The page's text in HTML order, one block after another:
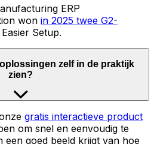
ERP
won in 2025 twee G2-
Setup.
zelf in de praktijk
zien?
gratis interactieve product
om snel en eenvoudig te
goed beeld krijgt van hoe